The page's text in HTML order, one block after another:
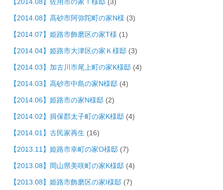
【2014.08】高砂市阿弥陀町の家N様 (3)
【2014.07】姫路市飾磨区の家T様 (1)
【2014.04】姫路市大津区の家Ｋ様邸 (3)
【2014.03】加古川市尾上町の家K様邸 (4)
【2014.03】高砂市中島の家N様邸 (4)
【2014.06】姫路市の家N様邸 (2)
【2014.02】揖保郡太子町の家K様邸 (4)
【2014.01】古民家再生 (16)
【2013.11】姫路市幸町の家O様邸 (7)
【2013.08】岡山県美咲町の家K様邸 (4)
【2013.08】姫路市飾磨区の家I様邸 (7)